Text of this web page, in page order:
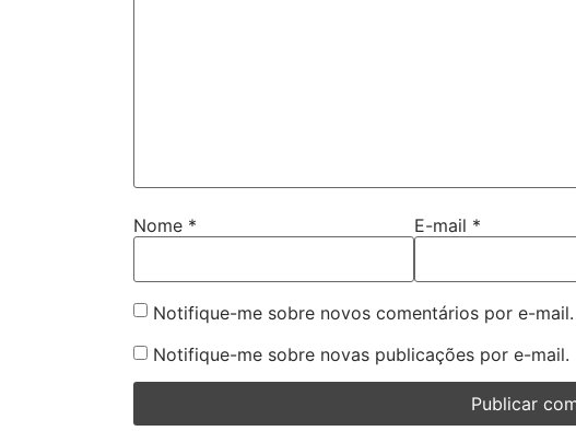
Nome * E-mail *
Notifique-me sobre novos comentários por e-mail.
Notifique-me sobre novas publicações por e-mail.